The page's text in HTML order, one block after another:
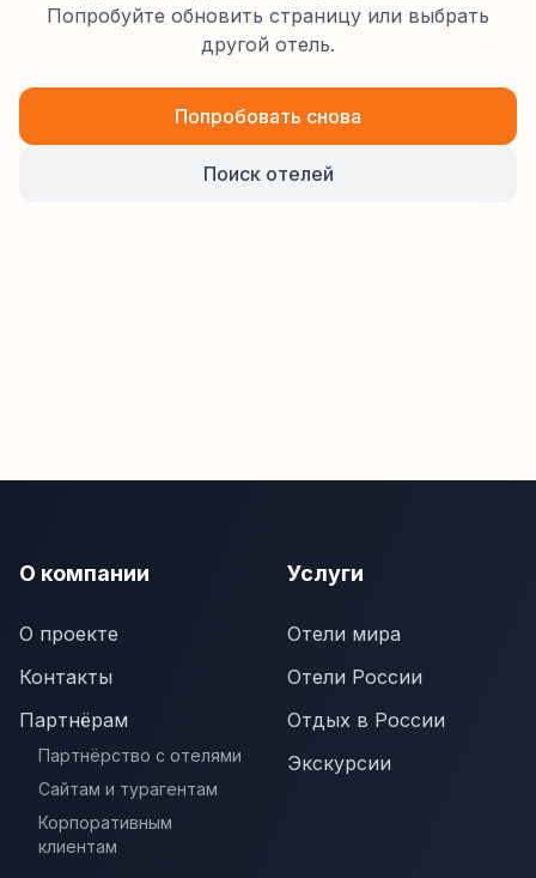
Попробуйте обновить страницу или выбрать
другой отель.
Попробовать снова
Поиск отелей
О компании
О проекте
Контакты
Партнёрам
Партнёрство с отелями
Сайтам и турагентам
Корпоративным
клиентам
Услуги
Отели мира
Отели России
Отдых в России
Экскурсии